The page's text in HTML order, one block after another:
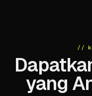
//
yang